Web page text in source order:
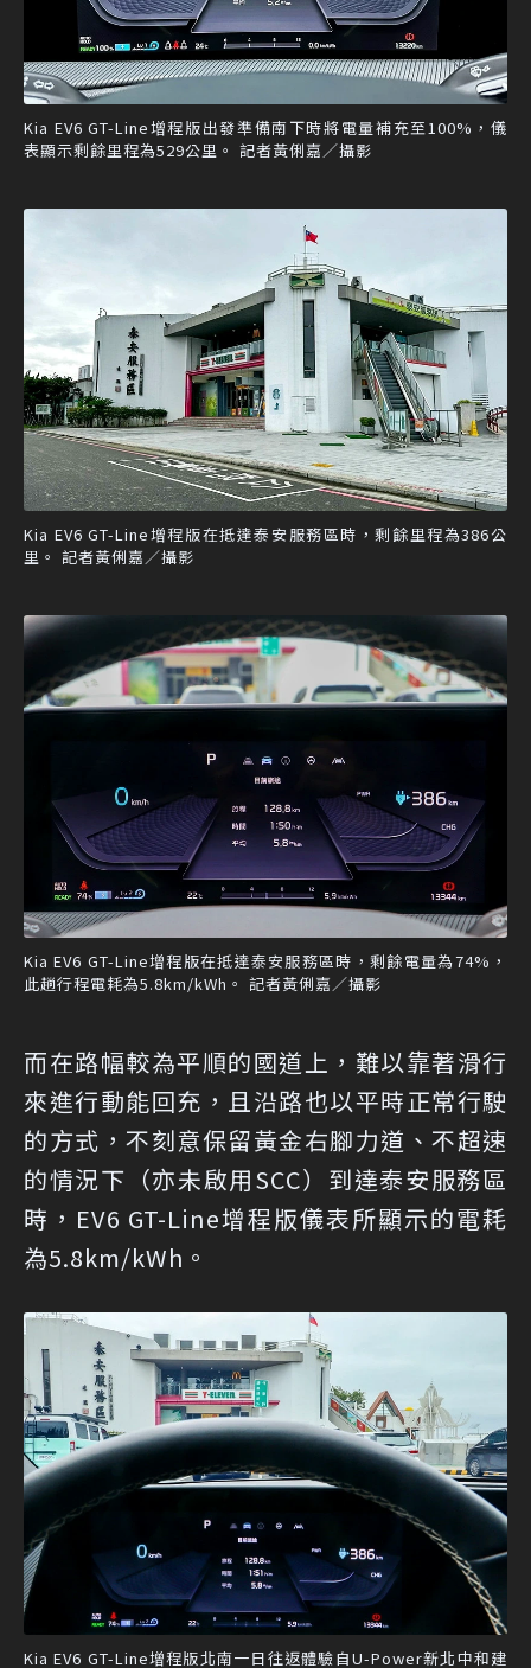
Kia EV6 GT-Line增程版出發準備南下時將電量補充至100%，儀
表顯示剩餘里程為529公里。 記者黃俐嘉／攝影
Kia EV6 GT-Line增程版在抵達泰安服務區時，剩餘里程為386公
里。 記者黃俐嘉／攝影
Kia EV6 GT-Line增程版在抵達泰安服務區時，剩餘電量為74%，
此趟行程電耗為5.8km/kWh。 記者黃俐嘉／攝影
而在路幅較為平順的國道上，難以靠著滑行
來進行動能回充，且沿路也以平時正常行駛
的方式，不刻意保留黃金右腳力道、不超速
的情況下（亦未啟用SCC）到達泰安服務區
時，EV6 GT-Line增程版儀表所顯示的電耗
為5.8km/kWh。
Kia EV6 GT-Line增程版北南一日往返體驗自U-Power新北中和建